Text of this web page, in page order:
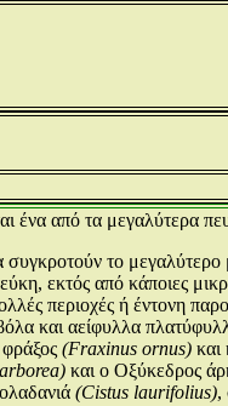
ένα από τα μεγαλύτερα
συγκροτούν το μεγαλύτερο
εκτός από κάποιες
περιοχές ή έντονη
και αείφυλλα
(Fraxinus ornus) και
και ο Οξύκεδρος
(Cistus laurifolius),